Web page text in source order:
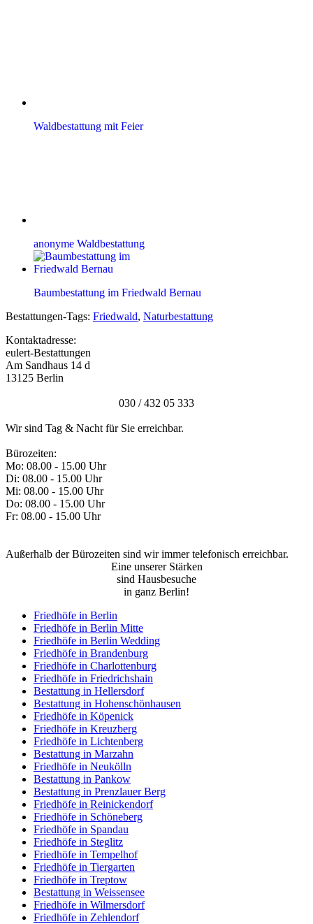
Waldbestattung mit Feier
anonyme Waldbestattung
Baumbestattung im Friedwald Bernau
Bestattungen-Tags: Friedwald, Naturbestattung
Kontaktadresse:
eulert-Bestattungen
Am Sandhaus 14 d
13125 Berlin
030 / 432 05 333
Wir sind Tag & Nacht für Sie erreichbar.
Bürozeiten:
Mo: 08.00 - 15.00 Uhr
Di: 08.00 - 15.00 Uhr
Mi: 08.00 - 15.00 Uhr
Do: 08.00 - 15.00 Uhr
Fr: 08.00 - 15.00 Uhr
Außerhalb der Bürozeiten sind wir immer telefonisch erreichbar.
Eine unserer Stärken
sind Hausbesuche
in ganz Berlin!
Friedhöfe in Berlin
Friedhöfe in Berlin Mitte
Friedhöfe in Berlin Wedding
Friedhöfe in Brandenburg
Friedhöfe in Charlottenburg
Friedhöfe in Friedrichshain
Bestattung in Hellersdorf
Bestattung in Hohenschönhausen
Friedhöfe in Köpenick
Friedhöfe in Kreuzberg
Friedhöfe in Lichtenberg
Bestattung in Marzahn
Friedhöfe in Neukölln
Bestattung in Pankow
Bestattung in Prenzlauer Berg
Friedhöfe in Reinickendorf
Friedhöfe in Schöneberg
Friedhöfe in Spandau
Friedhöfe in Steglitz
Friedhöfe in Tempelhof
Friedhöfe in Tiergarten
Friedhöfe in Treptow
Bestattung in Weissensee
Friedhöfe in Wilmersdorf
Friedhöfe in Zehlendorf